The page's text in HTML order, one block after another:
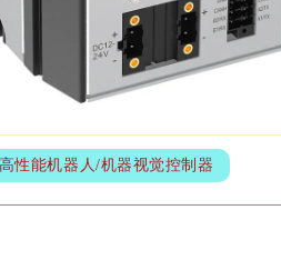
高性能机器人/机器视觉控制器